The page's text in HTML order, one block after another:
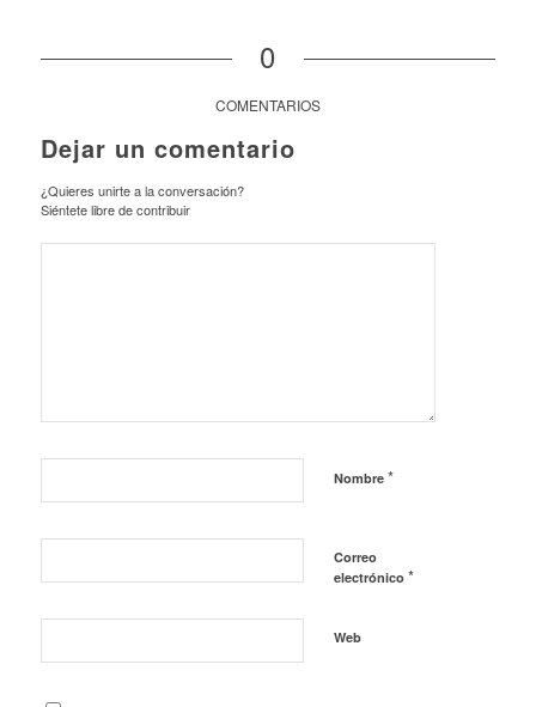
0
COMENTARIOS
Dejar un comentario
¿Quieres unirte a la conversación?
Siéntete libre de contribuir
Nombre *
Correo
electrónico *
Web